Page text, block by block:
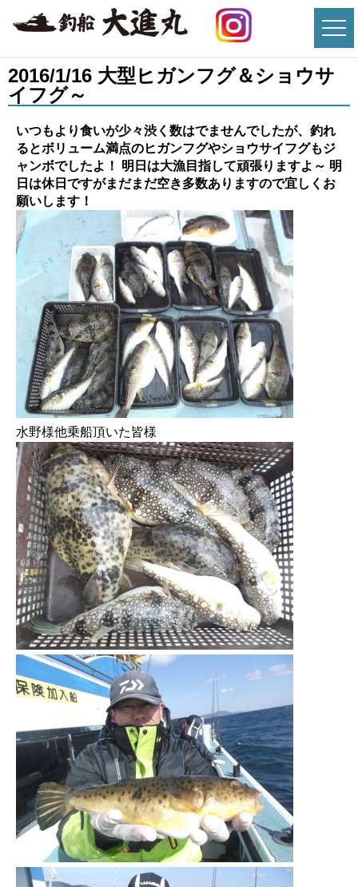
2016/1/16 大型ヒガンフグ＆ショウサ
イフグ～
いつもより食いが少々渋く数はでませんでしたが、釣れ
るとボリューム満点のヒガンフグやショウサイフグもジ
ャンボでしたよ！ 明日は大漁目指して頑張りますよ～ 明
日は休日ですがまだまだ空き多数ありますので宜しくお
願いします！
水野様他乗船頂いた皆様